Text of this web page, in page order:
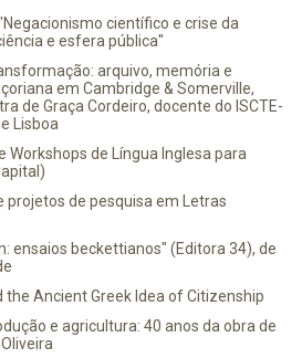
científico e crise da
e esfera pública"
arquivo, memória e
em Cambridge & Somerville,
de Graça Cordeiro, docente do ISCTE-
Lisboa
Workshops de Língua Inglesa para
projetos de pesquisa em Letras
ensaios beckettianos" (Editora 34), de
the Ancient Greek Idea of Citizenship
e agricultura: 40 anos da obra de